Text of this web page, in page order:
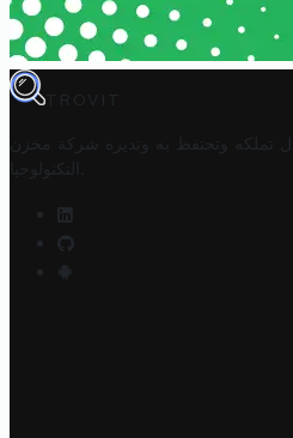
TROVIT
تملكه وتحتفظ به وتديره
شركة مخزن
التكنولوجيا